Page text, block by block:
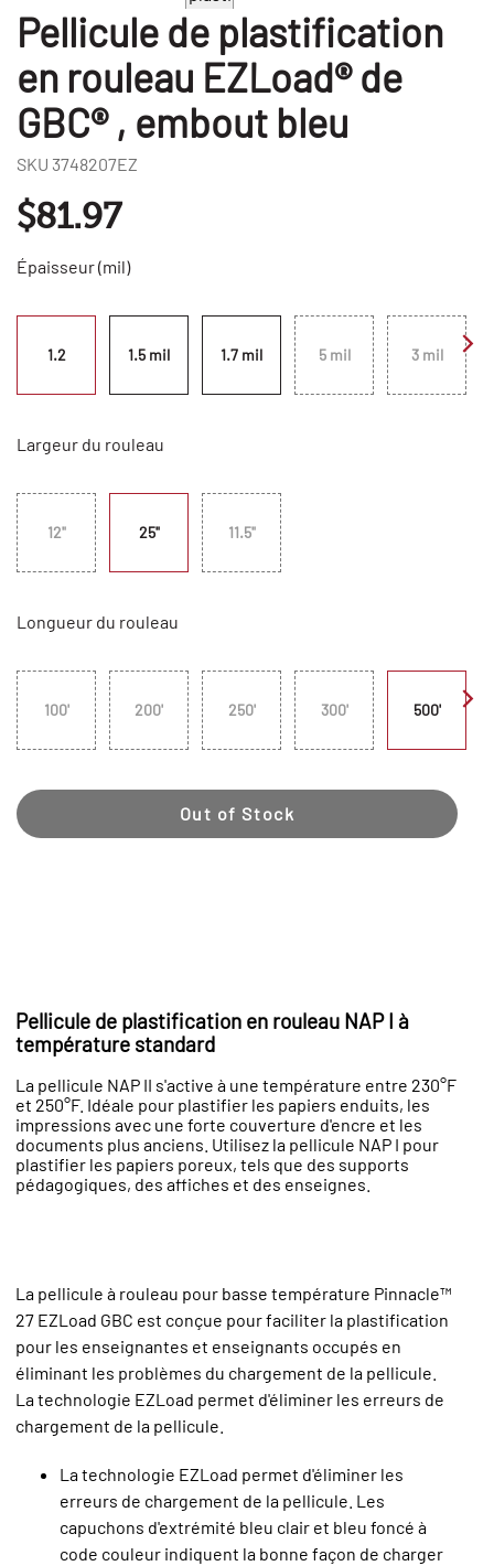
Pellicule de plastification
en rouleau EZLoad® de
GBC® , embout bleu
SKU 3748207EZ
$81.97
Épaisseur (mil)
1.2 1.5 mil 1.7 mil 5 mil 3 mil
Largeur du rouleau
12" 25" 11.5"
Longueur du rouleau
100' 200' 250' 300' 500'
Out of Stock
Pellicule de plastification en rouleau NAP I à
température standard
La pellicule NAP II s'active à une température entre 230°F
et 250°F. Idéale pour plastifier les papiers enduits, les
impressions avec une forte couverture d'encre et les
documents plus anciens. Utilisez la pellicule NAP I pour
plastifier les papiers poreux, tels que des supports
pédagogiques, des affiches et des enseignes.
La pellicule à rouleau pour basse température Pinnacle™
27 EZLoad GBC est conçue pour faciliter la plastification
pour les enseignantes et enseignants occupés en
éliminant les problèmes du chargement de la pellicule.
La technologie EZLoad permet d'éliminer les erreurs de
chargement de la pellicule.
La technologie EZLoad permet d'éliminer les
erreurs de chargement de la pellicule. Les
capuchons d'extrémité bleu clair et bleu foncé à
code couleur indiquent la bonne façon de charger